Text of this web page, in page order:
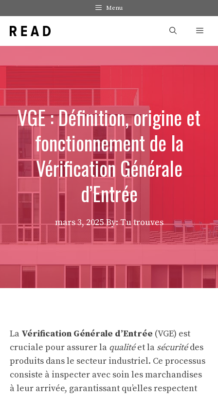
au
contenu
Menu
VGE : Définition, origine et
fonctionnement de la
Vérification Générale
d’Entrée
mars 3, 2025 By: Tu trouves
La Vérification Générale d’Entrée (VGE) est
cruciale pour assurer la qualitéet la sécuritédes
produits dans le secteur industriel. Ce processus
consiste à inspecter avec soin les marchandises
à leur arrivée, garantissant qu’elles respectent